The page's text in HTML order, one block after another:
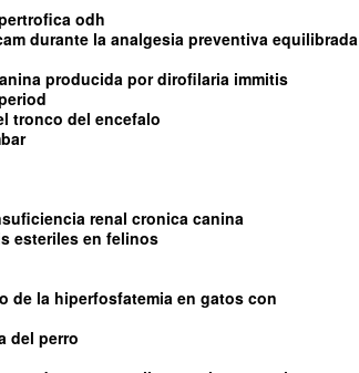
odh
durante la analgesia preventiva equilibrada
producida por dirofilaria immitis
tronco del encefalo
renal cronica canina
esteriles en felinos
de la hiperfosfatemia en gatos con
del perro